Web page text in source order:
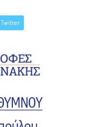
Twitter